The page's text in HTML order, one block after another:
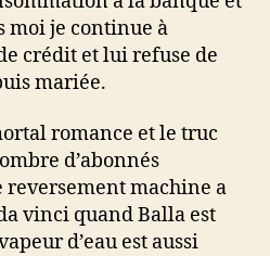
moi je continue à
crédit et lui refuse de
mariée.
romance et le truc
d’abonnés
reversement machine a
vinci quand Balla est
d’eau est aussi